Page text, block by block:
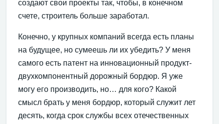
создают свои проекты так, чтобы, в конечном
счете, строитель больше заработал.
Конечно, у крупных компаний всегда есть планы
на будущее, но сумеешь ли их убедить? У меня
самого есть патент на инновационный продукт-
двухкомпонентный дорожный бордюр. Я уже
могу его производить, но… для кого? Какой
смысл брать у меня бордюр, который служит лет
десять, когда срок службы всех отечественных